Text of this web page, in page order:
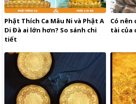
Phật Thích Ca Mâu Ni và Phật A
Di Đà ai lớn hơn? So sánh chi
tiết
Có
tài của